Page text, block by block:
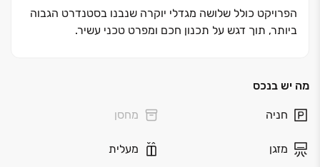
הפרויקט כולל שלושה מגדלי יוקרה שנבנו בסטנדרט הגבוה
ביותר, תוך דגש על תכנון חכם ומפרט טכני עשיר.
הפארק, כאשר מהקומות הגבוהות ניתן ליהנות גם מקו
השלווה והטבע של נהריה החדשה. לרוכשים מוצעים תנאי
מה יש בנכס
חניה מחסן
מזגן מעלית